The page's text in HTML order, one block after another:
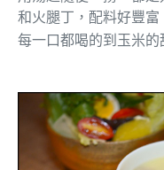
和火腿丁，配料好豐富
每一口都喝的到玉米的